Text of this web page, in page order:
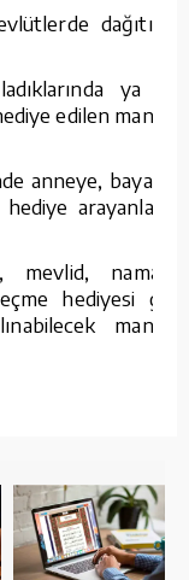
dağıtılan
ya da
edilen manevi
anneye, bayana,
arayanların
namaza
hediyesi gibi
manevi